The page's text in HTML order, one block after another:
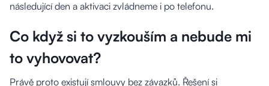
následující den a aktivaci zvládneme i po telefonu.
Co když si to vyzkouším a nebude mi
to vyhovovat?
Právě proto existují smlouvy bez závazků. Řešení si